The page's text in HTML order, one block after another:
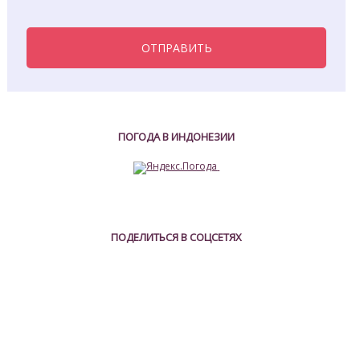
ОТПРАВИТЬ
ПОГОДА В ИНДОНЕЗИИ
ПОДЕЛИТЬСЯ В СОЦСЕТЯХ